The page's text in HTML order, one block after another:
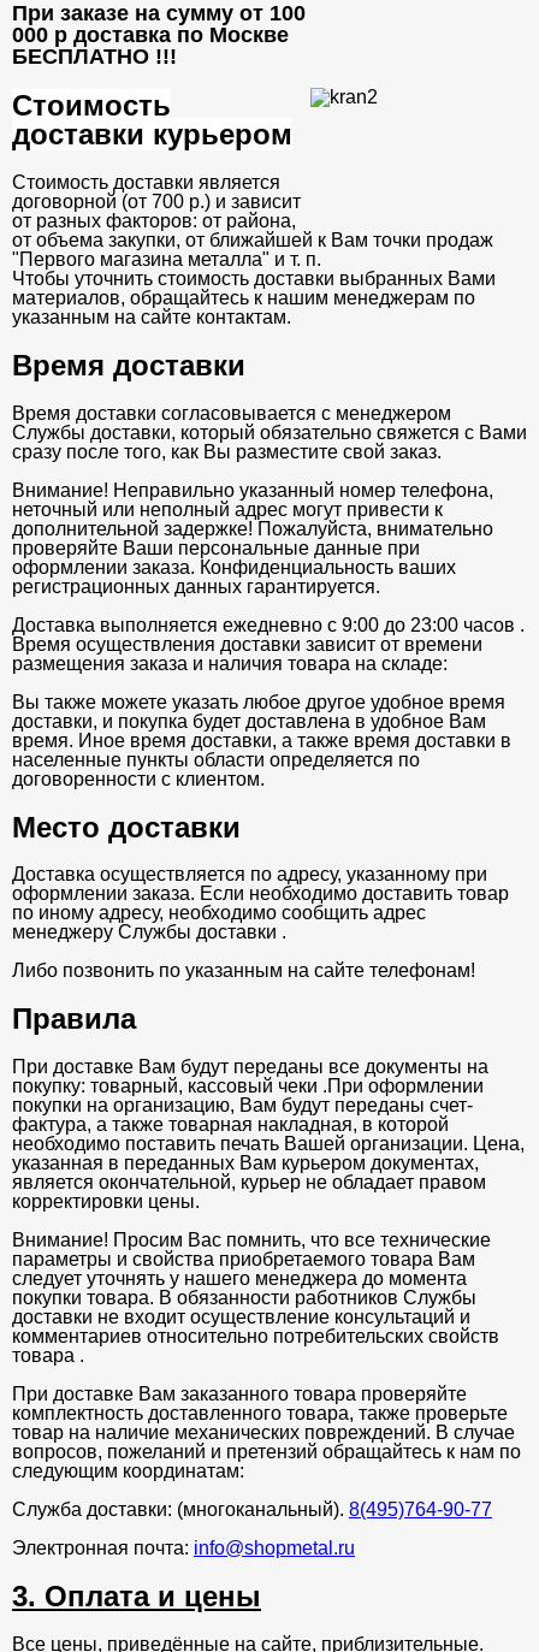
При заказе на сумму от 100
000 р доставка по Москве
БЕСПЛАТНО !!!
Стоимость
доставки курьером
Стоимость доставки является
договорной (от 700 р.) и зависит
от разных факторов: от района,
от объема закупки, от ближайшей к Вам точки продаж
"Первого магазина металла" и т. п.
Чтобы уточнить стоимость доставки выбранных Вами
материалов, обращайтесь к нашим менеджерам по
указанным на сайте контактам.
Время доставки
Время доставки согласовывается с менеджером
Службы доставки, который обязательно свяжется с Вами
сразу после того, как Вы разместите свой заказ.
Внимание! Неправильно указанный номер телефона,
неточный или неполный адрес могут привести к
дополнительной задержке! Пожалуйста, внимательно
проверяйте Ваши персональные данные при
оформлении заказа. Конфиденциальность ваших
регистрационных данных гарантируется.
Доставка выполняется ежедневно с 9:00 до 23:00 часов .
Время осуществления доставки зависит от времени
размещения заказа и наличия товара на складе:
Вы также можете указать любое другое удобное время
доставки, и покупка будет доставлена в удобное Вам
время. Иное время доставки, а также время доставки в
населенные пункты области определяется по
договоренности с клиентом.
Место доставки
Доставка осуществляется по адресу, указанному при
оформлении заказа. Если необходимо доставить товар
по иному адресу, необходимо сообщить адрес
менеджеру Службы доставки .
Либо позвонить по указанным на сайте телефонам!
Правила
При доставке Вам будут переданы все документы на
покупку: товарный, кассовый чеки .При оформлении
покупки на организацию, Вам будут переданы счет-
фактура, а также товарная накладная, в которой
необходимо поставить печать Вашей организации. Цена,
указанная в переданных Вам курьером документах,
является окончательной, курьер не обладает правом
корректировки цены.
Внимание! Просим Вас помнить, что все технические
параметры и свойства приобретаемого товара Вам
следует уточнять у нашего менеджера до момента
покупки товара. В обязанности работников Службы
доставки не входит осуществление консультаций и
комментариев относительно потребительских свойств
товара .
При доставке Вам заказанного товара проверяйте
комплектность доставленного товара, также проверьте
товар на наличие механических повреждений. В случае
вопросов, пожеланий и претензий обращайтесь к нам по
следующим координатам:
Служба доставки: (многоканальный). 8(495)764-90-77
Электронная почта: info@shopmetal.ru
3. Оплата и цены
Все цены, приведённые на сайте, приблизительные.